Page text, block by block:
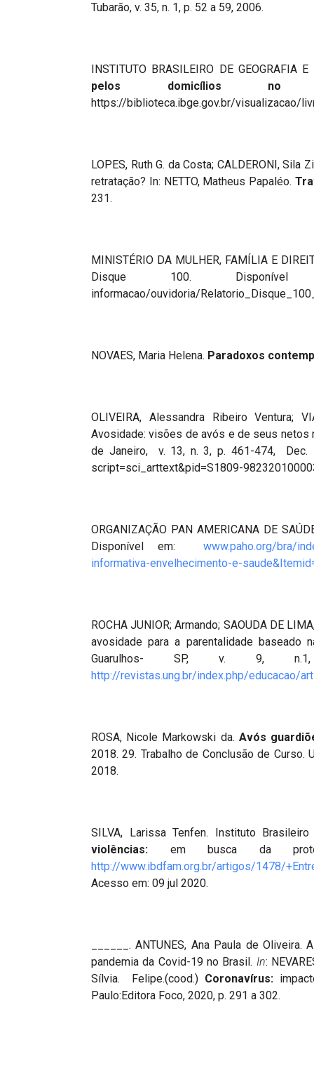
Tubarão, v. 35, n. 1, p. 52 a 59, 2006.
INSTITUTO BRASILEIRO DE GEOGRAFIA
pelos domicílios no
https://biblioteca.ibge.gov.br/visualizacao/
LOPES, Ruth G. da Costa; CALDERONI,
retratação? In: NETTO, Matheus Papaléo.
231.
MINISTÉRIO DA MULHER, FAMÍLIA E
Disque 100. Disponível em:
informacao/ouvidoria/
NOVAES, Maria Helena. Paradoxos
OLIVEIRA, Alessandra Ribeiro Ventura;
Avosidade: visões de avós e de seus netos
de Janeiro, v. 13, n. 3, p. 461-474, Dec.
script=sci_arttext&pid=S1809-
ORGANIZAÇÃO PAN AMERICANA DE
Disponível em: www.paho.org/bra/
informativa-envelhecimento-e-
ROCHA JUNIOR; Armando; SAOUDA DE
avosidade para a parentalidade
Guarulhos- SP, v. 9,
http://revistas.ung.br/index.php/educacao/
ROSA, Nicole Markowski da. Avós
2018. 29. Trabalho de Conclusão de Curso.
2018.
SILVA, Larissa Tenfen. Instituto
violências: em busca da
http://www.ibdfam.org.br/artigos/1478/
Acesso em: 09 jul 2020.
______. ANTUNES, Ana Paula de
pandemia da Covid-19 no Brasil. In:
Sílvia. Felipe.(cood.) Coronavírus:
Paulo:Editora Foco, 2020, p. 291 a 302.